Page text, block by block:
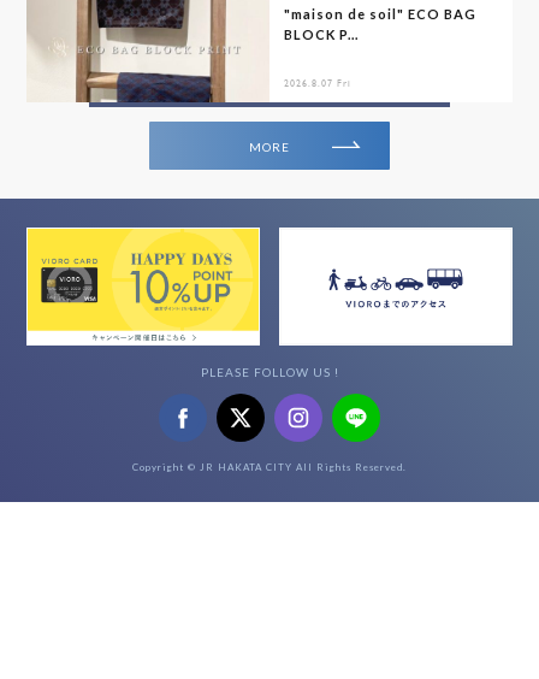
"maison de soil" ECO BAG
BLOCK P...
2026.8.07 Fri
MORE
PLEASE FOLLOW US !
Copyright © JR HAKATA CITY All Rights Reserved.